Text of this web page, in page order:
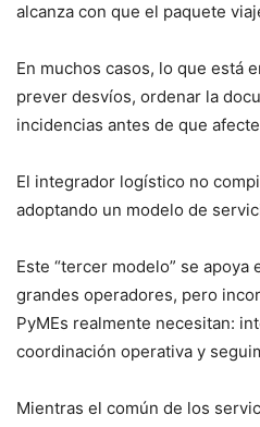
alcanza con que el paquete
En muchos casos, lo que está
prever desvíos, ordenar la
incidencias antes de que
El integrador logístico no
adoptando un modelo de
Este “tercer modelo” se
grandes operadores, pero
PyMEs realmente necesitan:
coordinación operativa y
Mientras el común de los